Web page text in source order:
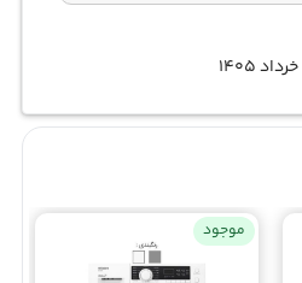
موجود